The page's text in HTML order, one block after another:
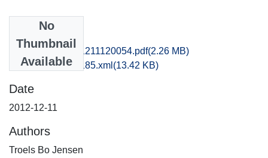
No
Thumbnail
Available
sjm1inst_20121211120054.pdf(2.26 MB)
recordxml_item_185.xml (13.42 KB)
Date
2012-12-11
Authors
Troels Bo Jensen